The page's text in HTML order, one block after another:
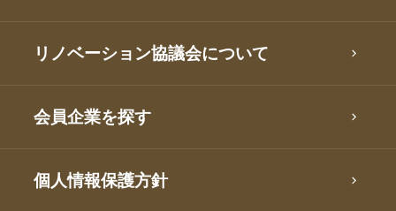
リノベーション協議会について
会員企業を探す
個人情報保護方針